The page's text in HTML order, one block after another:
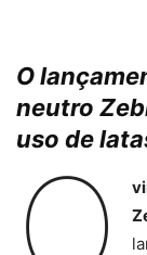
O
neutro
uso de